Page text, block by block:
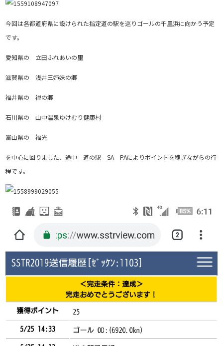
今回は各都道府県に設けられた指定道の駅を巡りゴールの千里浜に向かう予定
です。
愛知県の 立田ふれあいの里
滋賀県の 浅井三姉妹の郷
福井県の 禅の郷
石川県の 山中温泉ゆけむり健康村
富山県の 福光
を中心に回りました、途中 道の駅 SA PAによりポイントを稼ぎながらの行
程です。